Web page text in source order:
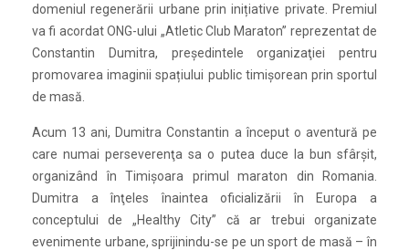
domeniul regenerării urbane prin inițiative private. Premiul
va fi acordat ONG-ului „Atletic Club Maraton” reprezentat de
Constantin Dumitra, preşedintele organizaţiei pentru
promovarea imaginii spațiului public timișorean prin sportul
de masă.
Acum 13 ani, Dumitra Constantin a început o aventură pe
care numai perseverenţa sa o putea duce la bun sfârşit,
organizând în Timişoara primul maraton din Romania.
Dumitra a înţeles înaintea oficializării în Europa a
conceptului de „Healthy City” că ar trebui organizate
evenimente urbane, sprijinindu-se pe un sport de masă – în